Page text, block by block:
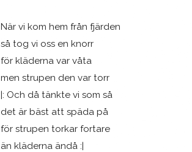
När vi kom hem från fjärden
så tog vi oss en knorr
för kläderna var våta
men strupen den var torr
|: Och då tänkte vi som så
det är bäst att späda på
för strupen torkar fortare
än kläderna ändå :|